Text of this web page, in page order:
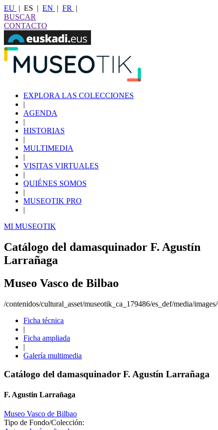
EU | ES | EN | FR
|
BUSCAR
CONTACTO
EXPLORA LAS COLECCIONES
|
AGENDA
|
HISTORIAS
|
MULTIMEDIA
|
VISITAS VIRTUALES
|
QUIÉNES SOMOS
|
MUSEOTIK PRO
|
MI MUSEOTIK
Catálogo del damasquinador F. Agustín
Larrañaga
Museo Vasco de Bilbao
/contenidos/cultural_asset/museotik_ca_179486/es_def/media/
Ficha técnica
|
Ficha ampliada
|
Galería multimedia
Catálogo del damasquinador F. Agustín Larrañaga
F. Agustin Larrañaga
Museo Vasco de Bilbao
Tipo de Fondo/Colección: